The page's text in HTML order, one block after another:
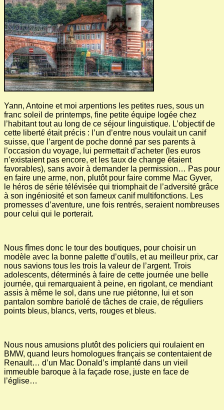
Yann, Antoine et moi arpentions les petites rues, sous un
franc soleil de printemps, fine petite équipe logée chez
l’habitant tout au long de ce séjour linguistique. L’objectif de
cette liberté était précis : l’un d’entre nous voulait un canif
suisse, que l’argent de poche donné par ses parents à
l’occasion du voyage, lui permettait d’acheter (les euros
n’existaient pas encore, et les taux de change étaient
favorables), sans avoir à demander la permission… Pas pour
en faire une arme, non, plutôt pour faire comme Mac Gyver,
le héros de série télévisée qui triomphait de l’adversité grâce
à son ingéniosité et son fameux canif multifonctions. Les
promesses d’aventure, une fois rentrés, seraient nombreuses
pour celui qui le porterait.
Nous fîmes donc le tour des boutiques, pour choisir un
modèle avec la bonne palette d’outils, et au meilleur prix, car
nous savions tous les trois la valeur de l’argent. Trois
adolescents, déterminés à faire de cette journée une belle
journée, qui remarquaient à peine, en rigolant, ce mendiant
assis à même le sol, dans une rue piétonne, lui et son
pantalon sombre bariolé de tâches de craie, de réguliers
points bleus, blancs, verts, rouges et bleus.
Nous nous amusions plutôt des policiers qui roulaient en
BMW, quand leurs homologues français se contentaient de
Renault… d’un Mac Donald’s implanté dans un vieil
immeuble baroque à la façade rose, juste en face de
l’église…